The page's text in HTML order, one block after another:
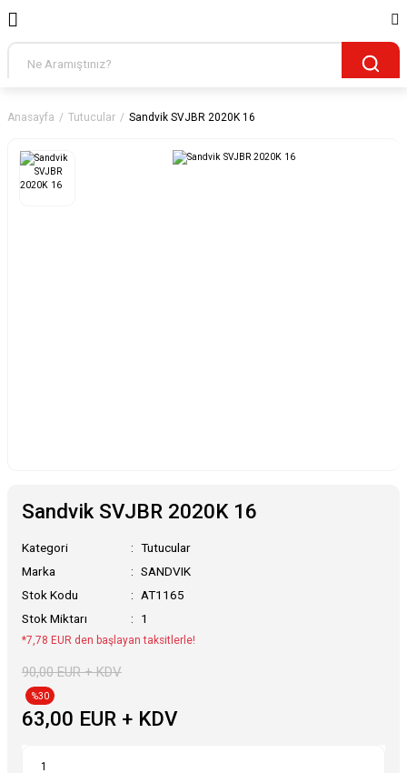
Anasayfa Tutucular Sandvik SVJBR 2020K 16
Sandvik SVJBR 2020K 16
Kategori
Tutucular
Marka
SANDVIK
Stok Kodu
AT1165
Stok Miktarı
1
*7,78 EUR den başlayan taksitlerle!
90,00 EUR + KDV
%30
63,00 EUR + KDV